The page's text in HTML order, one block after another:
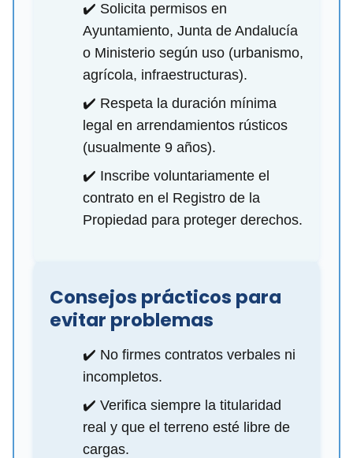
✔️ Solicita permisos en
Ayuntamiento, Junta de Andalucía
o Ministerio según uso (urbanismo,
agrícola, infraestructuras).
✔️ Respeta la duración mínima
legal en arrendamientos rústicos
(usualmente 9 años).
✔️ Inscribe voluntariamente el
contrato en el Registro de la
Propiedad para proteger derechos.
Consejos prácticos para
evitar problemas
✔️ No firmes contratos verbales ni
incompletos.
✔️ Verifica siempre la titularidad
real y que el terreno esté libre de
cargas.